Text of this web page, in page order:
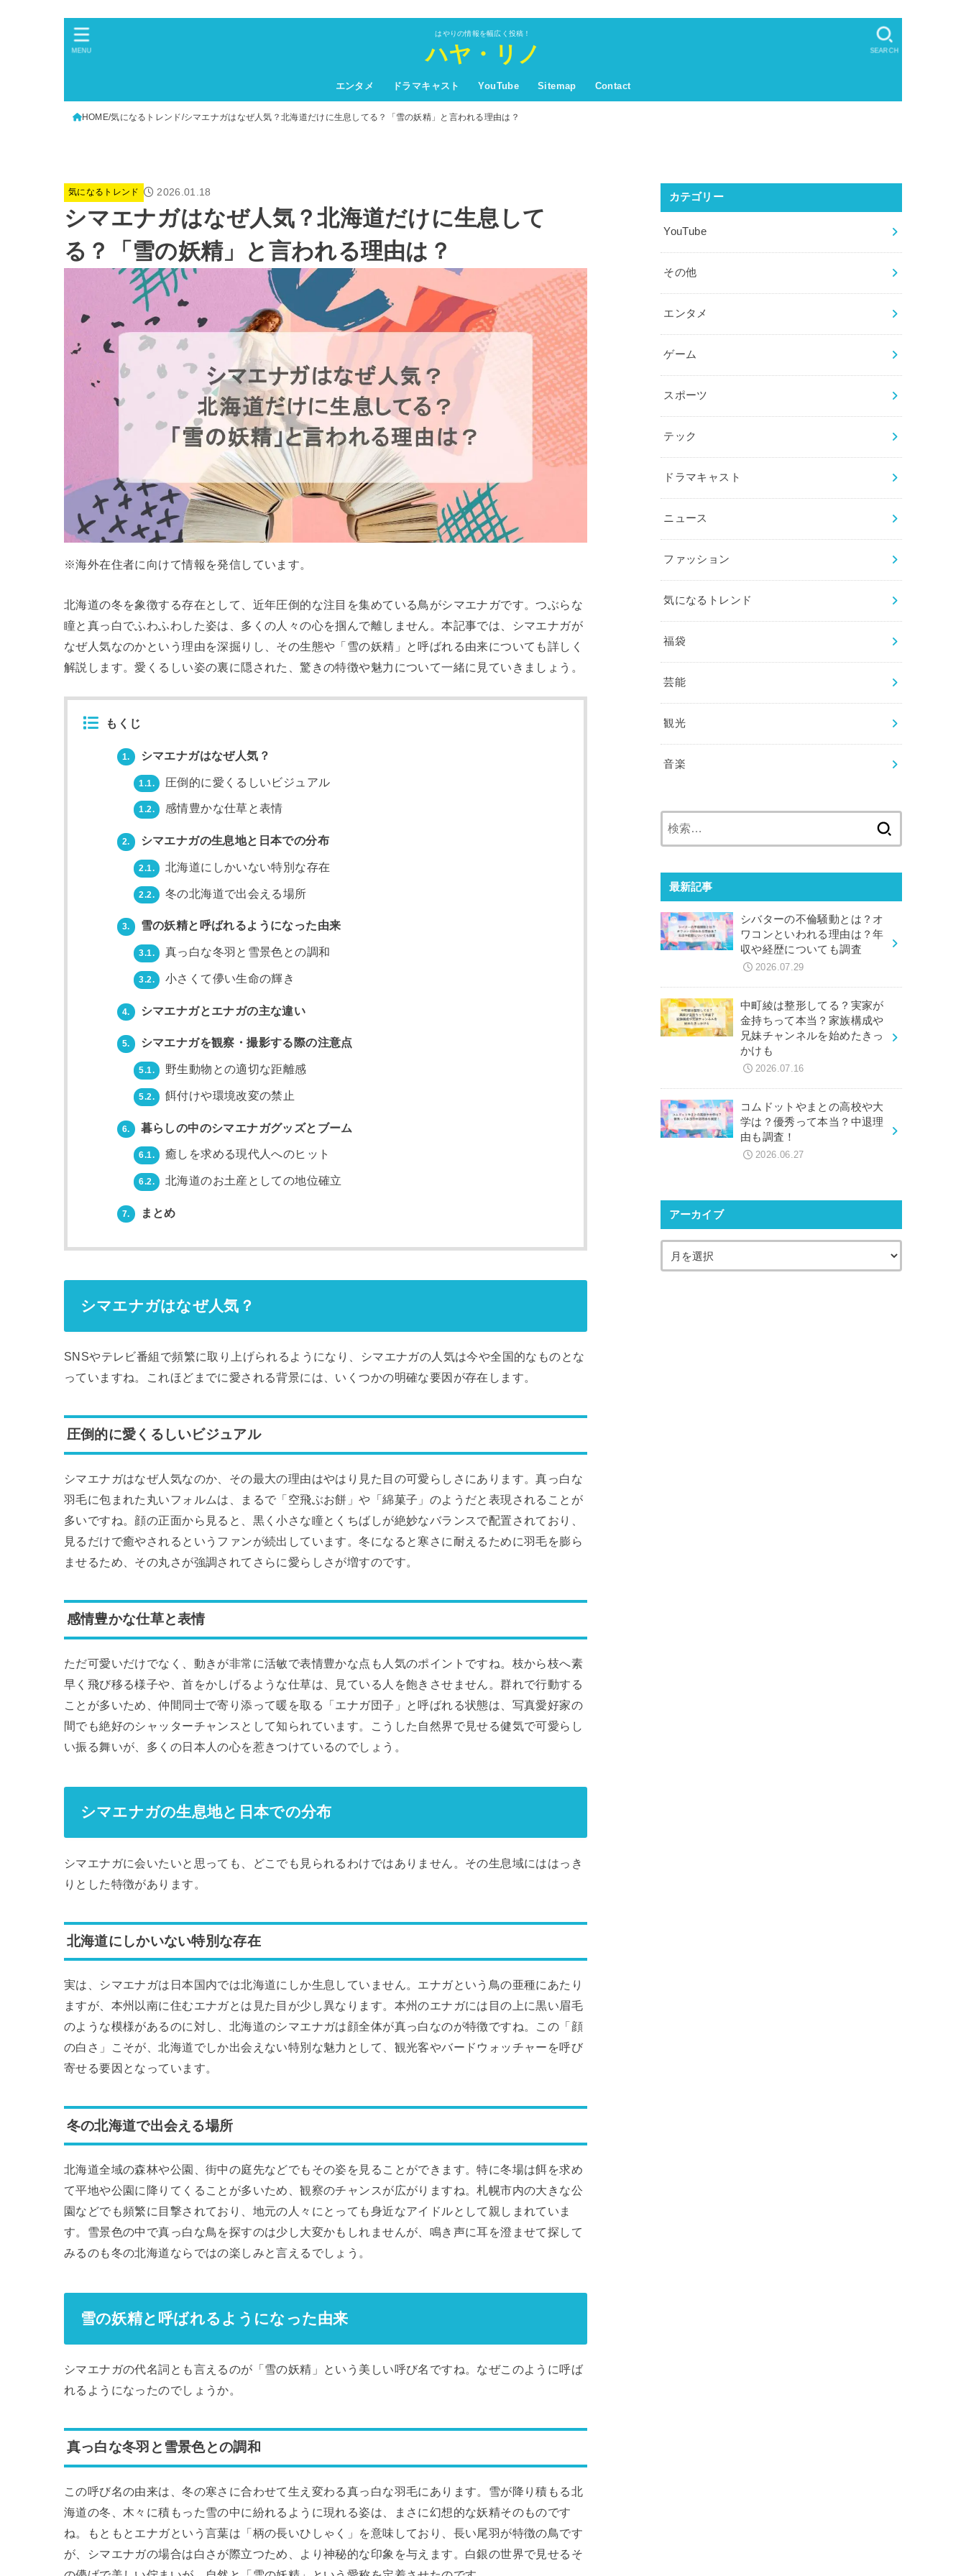
はやりの情報を幅広く投稿！
ハヤ・リノ
エンタメ ドラマキャスト YouTube Sitemap Contact
SEARCH
MENU
HOME 気になるトレンド シマエナガはなぜ人気？北海道だけに生息してる？「雪の妖精」と言われる理由は？
気になるトレンド 2026.01.18
シマエナガはなぜ人気？北海道だけに生息して
る？「雪の妖精」と言われる理由は？
※海外在住者に向けて情報を発信しています。
北海道の冬を象徴する存在として、近年圧倒的な注目を集めている鳥がシマエナガです。つぶらな
瞳と真っ白でふわふわした姿は、多くの人々の心を掴んで離しません。本記事では、シマエナガが
なぜ人気なのかという理由を深掘りし、その生態や「雪の妖精」と呼ばれる由来についても詳しく
解説します。愛くるしい姿の裏に隠された、驚きの特徴や魅力について一緒に見ていきましょう。
もくじ
1. シマエナガはなぜ人気？
1.1. 圧倒的に愛くるしいビジュアル
1.2. 感情豊かな仕草と表情
2. シマエナガの生息地と日本での分布
2.1. 北海道にしかいない特別な存在
2.2. 冬の北海道で出会える場所
3. 雪の妖精と呼ばれるようになった由来
3.1. 真っ白な冬羽と雪景色との調和
3.2. 小さくて儚い生命の輝き
4. シマエナガとエナガの主な違い
5. シマエナガを観察・撮影する際の注意点
5.1. 野生動物との適切な距離感
5.2. 餌付けや環境改変の禁止
6. 暮らしの中のシマエナガグッズとブーム
6.1. 癒しを求める現代人へのヒット
6.2. 北海道のお土産としての地位確立
7. まとめ
シマエナガはなぜ人気？
SNSやテレビ番組で頻繁に取り上げられるようになり、シマエナガの人気は今や全国的なものとな
っていますね。これほどまでに愛される背景には、いくつかの明確な要因が存在します。
圧倒的に愛くるしいビジュアル
シマエナガはなぜ人気なのか、その最大の理由はやはり見た目の可愛らしさにあります。真っ白な
羽毛に包まれた丸いフォルムは、まるで「空飛ぶお餅」や「綿菓子」のようだと表現されることが
多いですね。顔の正面から見ると、黒く小さな瞳とくちばしが絶妙なバランスで配置されており、
見るだけで癒やされるというファンが続出しています。冬になると寒さに耐えるために羽毛を膨ら
ませるため、その丸さが強調されてさらに愛らしさが増すのです。
感情豊かな仕草と表情
ただ可愛いだけでなく、動きが非常に活敏で表情豊かな点も人気のポイントですね。枝から枝へ素
早く飛び移る様子や、首をかしげるような仕草は、見ている人を飽きさせません。群れで行動する
ことが多いため、仲間同士で寄り添って暖を取る「エナガ団子」と呼ばれる状態は、写真愛好家の
間でも絶好のシャッターチャンスとして知られています。こうした自然界で見せる健気で可愛らし
い振る舞いが、多くの日本人の心を惹きつけているのでしょう。
シマエナガの生息地と日本での分布
シマエナガに会いたいと思っても、どこでも見られるわけではありません。その生息域にははっき
りとした特徴があります。
北海道にしかいない特別な存在
実は、シマエナガは日本国内では北海道にしか生息していません。エナガという鳥の亜種にあたり
ますが、本州以南に住むエナガとは見た目が少し異なります。本州のエナガには目の上に黒い眉毛
のような模様があるのに対し、北海道のシマエナガは顔全体が真っ白なのが特徴ですね。この「顔
の白さ」こそが、北海道でしか出会えない特別な魅力として、観光客やバードウォッチャーを呼び
寄せる要因となっています。
冬の北海道で出会える場所
北海道全域の森林や公園、街中の庭先などでもその姿を見ることができます。特に冬場は餌を求め
て平地や公園に降りてくることが多いため、観察のチャンスが広がりますね。札幌市内の大きな公
園などでも頻繁に目撃されており、地元の人々にとっても身近なアイドルとして親しまれていま
す。雪景色の中で真っ白な鳥を探すのは少し大変かもしれませんが、鳴き声に耳を澄ませて探して
みるのも冬の北海道ならではの楽しみと言えるでしょう。
雪の妖精と呼ばれるようになった由来
シマエナガの代名詞とも言えるのが「雪の妖精」という美しい呼び名ですね。なぜこのように呼ば
れるようになったのでしょうか。
真っ白な冬羽と雪景色との調和
この呼び名の由来は、冬の寒さに合わせて生え変わる真っ白な羽毛にあります。雪が降り積もる北
海道の冬、木々に積もった雪の中に紛れるように現れる姿は、まさに幻想的な妖精そのものです
ね。もともとエナガという言葉は「柄の長いひしゃく」を意味しており、長い尾羽が特徴の鳥です
が、シマエナガの場合は白さが際立つため、より神秘的な印象を与えます。白銀の世界で見せるそ
カテゴリー
YouTube
その他
エンタメ
ゲーム
スポーツ
テック
ドラマキャスト
ニュース
ファッション
気になるトレンド
福袋
芸能
観光
音楽
最新記事
シバターの不倫騒動とは？オ
ワコンといわれる理由は？年
収や経歴についても調査
2026.07.29
中町綾は整形してる？実家が
金持ちって本当？家族構成や
兄妹チャンネルを始めたきっ
かけも
2026.07.16
コムドットやまとの高校や大
学は？優秀って本当？中退理
由も調査！
2026.06.27
アーカイブ